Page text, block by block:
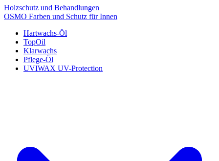
Holzschutz und Behandlungen
OSMO Farben und Schutz für Innen
Hartwachs-Öl
TopOil
Klarwachs
Pflege-Öl
UVIWAX UV-Protection